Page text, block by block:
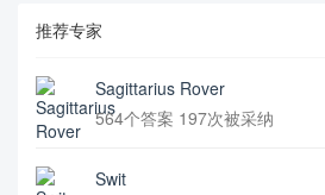
推荐专家
Sagittarius Rover
564个答案 197次被采纳
Swit